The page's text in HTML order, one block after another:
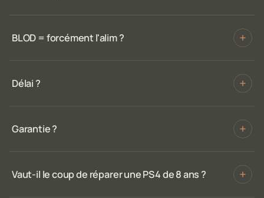
BLOD = forcément l'alim ?
Délai ?
Garantie ?
Vaut-il le coup de réparer une PS4 de 8 ans ?